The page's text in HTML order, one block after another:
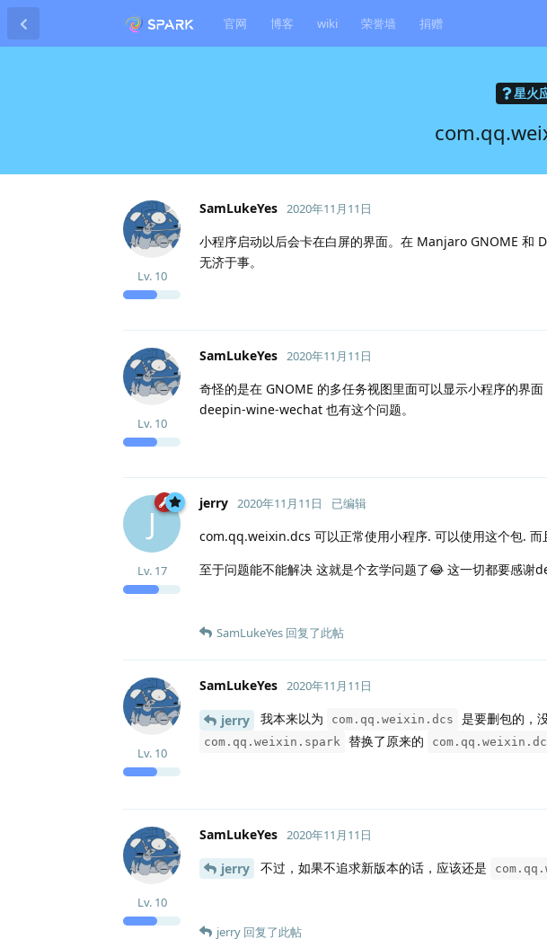
官网 博客 wiki 荣誉墙 捐赠
星火
SamLukeYes
Lv. 10
2020年11月11日
小程序启动以后会卡在白屏的界面。在 Manjaro GNOME 和
无济于事。
SamLukeYes
Lv. 10
2020年11月11日
奇怪的是在 GNOME 的多任务视图里面可以显示小程序的界
deepin-wine-wechat 也有这个问题。
J
jerry
Lv. 17
2020年11月11日 已编辑
com.qq.weixin.dcs 可以正常使用小程序. 可以使用这个包.
至于问题能不能解决 这就是个玄学问题了😂 这一切都要感
SamLukeYes 回复了此帖
SamLukeYes
Lv. 10
2020年11月11日
jerry 我本来以为 com.qq.weixin.dcs 是要删包的，
com.qq.weixin.spark 替换了原来的
SamLukeYes
Lv. 10
2020年11月11日
jerry 不过，如果不追求新版本的话，应该还是
jerry 回复了此帖